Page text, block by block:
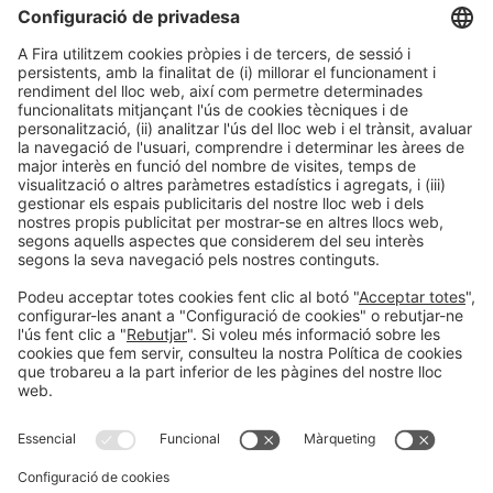
Twitter Feed
Meta
Entra
Canal de les entrades
Canal dels comentaris
WordPress.org (en anglès)